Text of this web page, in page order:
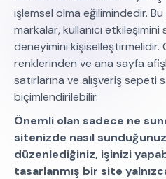
işlemsel olma eğilimindedir.
markalar, kullanıcı
deneyimini
renklerinden ve ana sayfa
satırlarına ve alışveriş sepeti
biçimlendirilebilir.
Önemli olan sadece ne
sitenizde nasıl
düzenlediğiniz, işinizi
tasarlanmış bir site